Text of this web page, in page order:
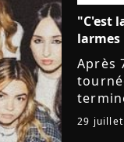
"C'est
larmes
Après
29 juillet